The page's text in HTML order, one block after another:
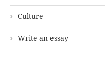
Culture
Write an essay